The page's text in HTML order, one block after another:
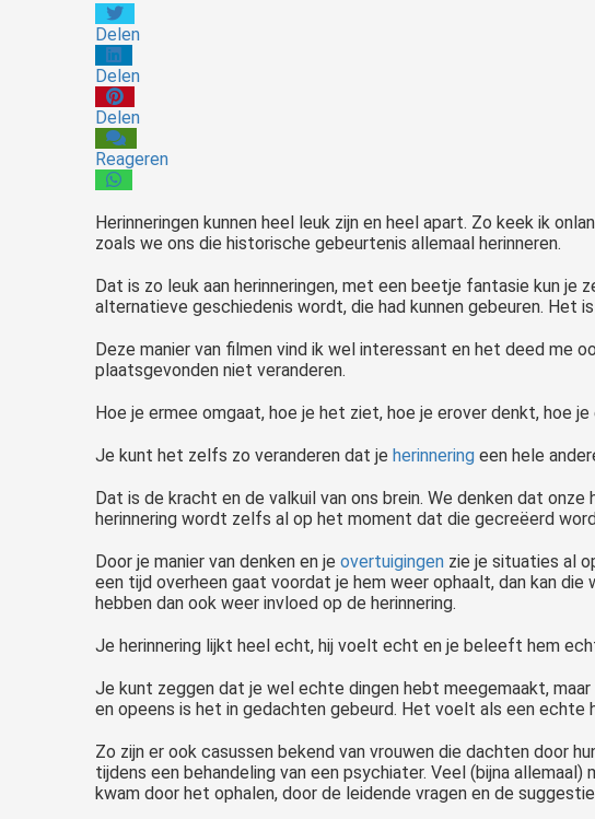
Delen
Delen
Delen
Reageren
Herinneringen kunnen heel leuk zijn en heel apart. Zo keek ik
zoals we ons die historische gebeurtenis allemaal herinneren.
Dat is zo leuk aan herinneringen, met een beetje fantasie kun je
alternatieve geschiedenis wordt, die had kunnen gebeuren. Het
Deze manier van filmen vind ik wel interessant en het deed me
plaatsgevonden niet veranderen.
Hoe je ermee omgaat, hoe je het ziet, hoe je erover denkt, hoe
Je kunt het zelfs zo veranderen dat je herinnering een hele
Dat is de kracht en de valkuil van ons brein. We denken dat
herinnering wordt zelfs al op het moment dat die gecreëerd
Door je manier van denken en je overtuigingen zie je situaties al
een tijd overheen gaat voordat je hem weer ophaalt, dan kan
hebben dan ook weer invloed op de herinnering.
Je herinnering lijkt heel echt, hij voelt echt en je beleeft hem
Je kunt zeggen dat je wel echte dingen hebt meegemaakt,
en opeens is het in gedachten gebeurd. Het voelt als een echte
Zo zijn er ook casussen bekend van vrouwen die dachten door
tijdens een behandeling van een psychiater. Veel (bijna
kwam door het ophalen, door de leidende vragen en de